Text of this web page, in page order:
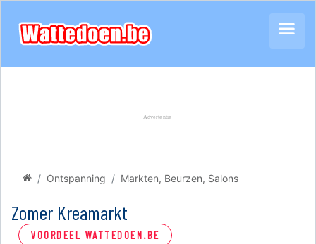
Ontspanning Markten, Beurzen, Salons
Zomer Kreamarkt
VOORDEEL WATTEDOEN.BE